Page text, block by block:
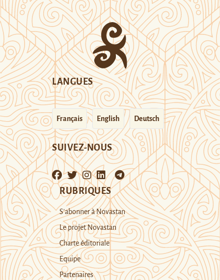
LANGUES
Français English Deutsch
SUIVEZ-NOUS
RUBRIQUES
S’abonner à Novastan
Le projet Novastan
Charte éditoriale
Equipe
Partenaires